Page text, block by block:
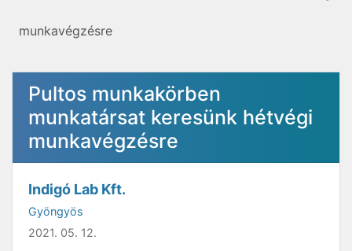
munkavégzésre
Pultos munkakörben
munkatársat keresünk hétvégi
munkavégzésre
Indigó Lab Kft.
Gyöngyös
2021. 05. 12.